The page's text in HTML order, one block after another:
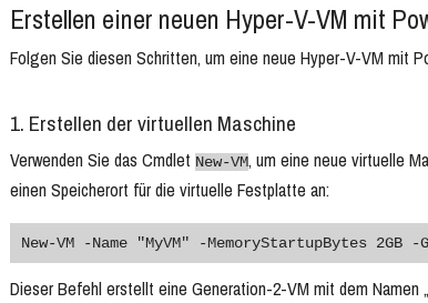
Erstellen einer neuen Hyper-V-VM mit
Folgen Sie diesen Schritten, um eine neue Hyper-V-VM mit
1. Erstellen der virtuellen Maschine
Verwenden Sie das Cmdlet New-VM, um eine neue virtuelle
einen Speicherort für die virtuelle Festplatte an:
New-VM -Name "MyVM" -MemoryStartupBytes 2GB
Dieser Befehl erstellt eine Generation-2-VM mit dem Namen